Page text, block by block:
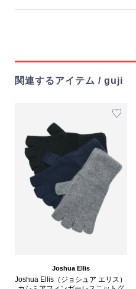
関連するアイテム / guji
Joshua Ellis
Joshua Ellis（ジョシュア エリス）